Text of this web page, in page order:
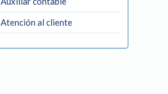
Atención al cliente